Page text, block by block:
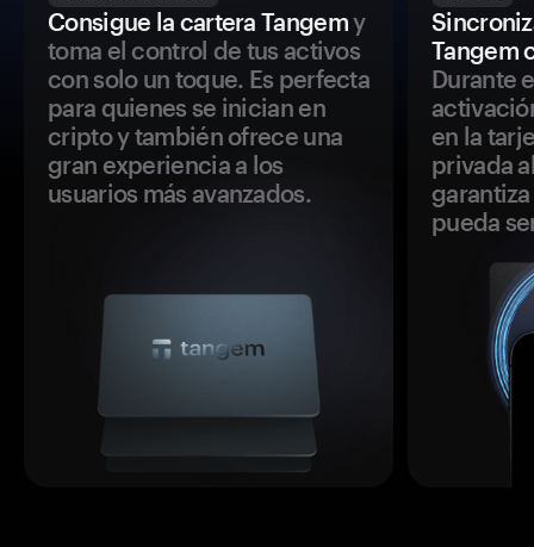
Consigue la cartera Tangemy
toma el control de tus activos
con solo un toque. Es perfecta
para quienes se inician en
cripto y también ofrece una
gran experiencia a los
usuarios más avanzados.
Tangem
Durante
en la
privada
pueda